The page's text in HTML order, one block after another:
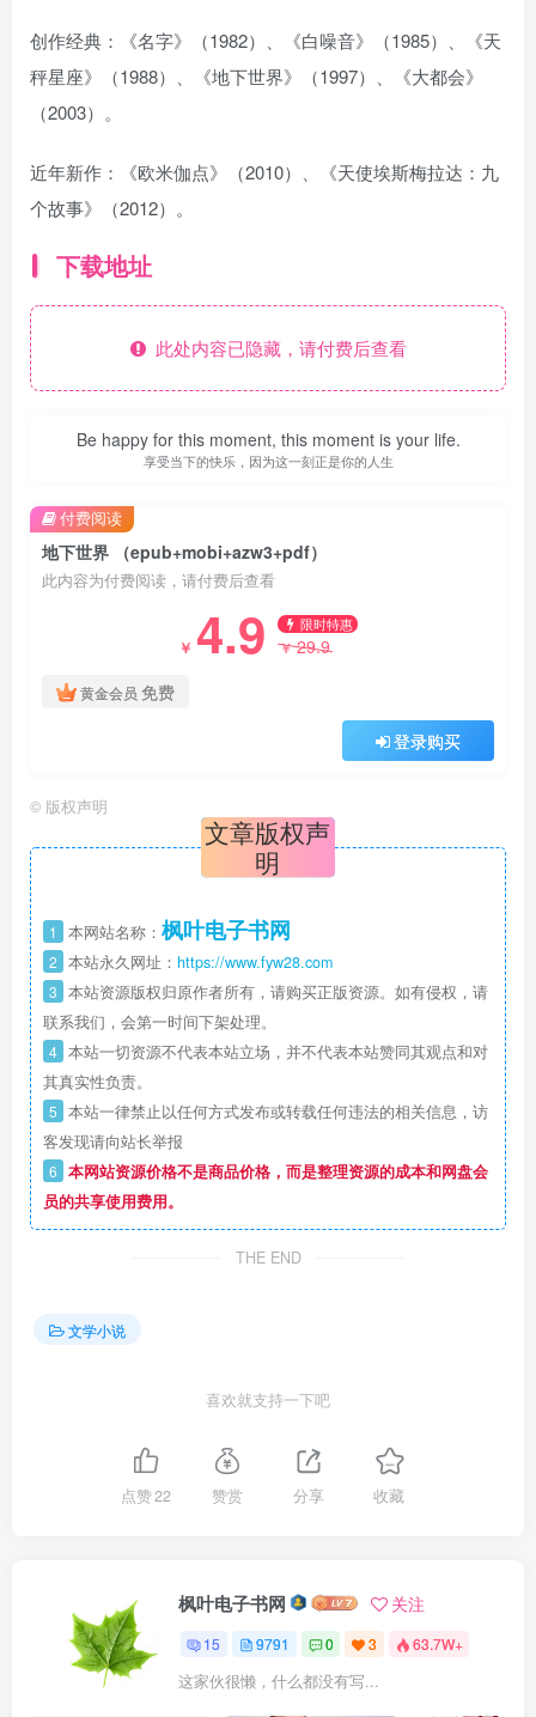
创作经典：《名字》（1982）、《白噪音》（1985）、《天
秤星座》（1988）、《地下世界》（1997）、《大都会》
（2003）。
近年新作：《欧米伽点》（2010）、《天使埃斯梅拉达：九
个故事》（2012）。
下载地址
此处内容已隐藏，请付费后查看
Be happy for this moment, this moment is your life.
享受当下的快乐，因为这一刻正是你的人生
地下世界 （epub+mobi+azw3+pdf）
此内容为付费阅读，请付费后查看
￥ 4.9 限时特惠
￥29.9
黄金会员 免费
登录购买
付费阅读
© 版权声明
文章版权声
明
1 本网站名称： 枫叶电子书网
2 本站永久网址： https://www.fyw28.com
3 本站资源版权归原作者所有，请购买正版资源。如有侵权，请
联系我们，会第一时间下架处理。
4 本站一切资源不代表本站立场，并不代表本站赞同其观点和对
其真实性负责。
5 本站一律禁止以任何方式发布或转载任何违法的相关信息，访
客发现请向站长举报
6 本网站资源价格不是商品价格，而是整理资源的成本和网盘会
员的共享使用费用。
THE END
文学小说
喜欢就支持一下吧
点赞22 赞赏 分享 收藏
枫叶电子书网 关注
15 9791 0 3 63.7W+
这家伙很懒，什么都没有写...